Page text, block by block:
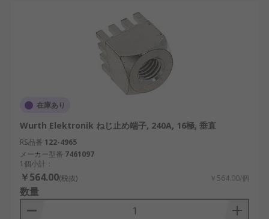
在庫あり
Wurth Elektronik ねじ止め端子, 240A, 16極, 垂直
RS品番 122-4965
メーカー型番 7461097
1個小計：
￥564.00(税抜) ￥564.00/個
数量